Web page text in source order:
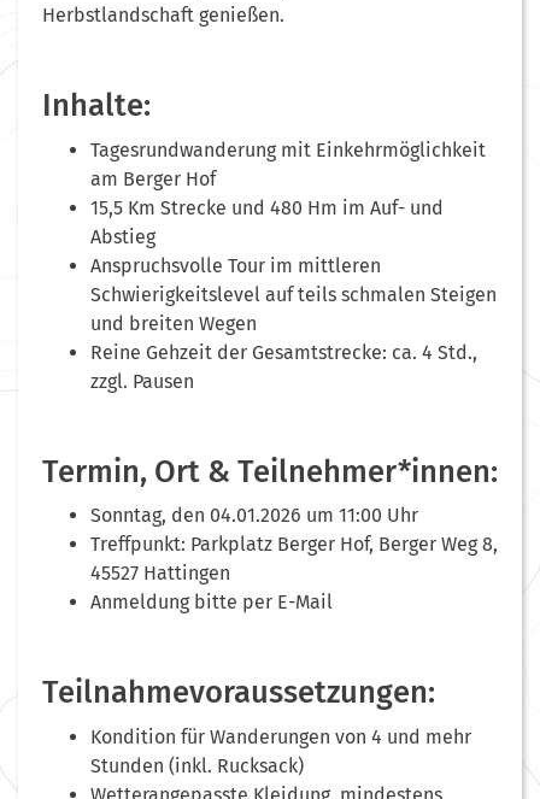
Herbstlandschaft genießen.
Inhalte:
Tagesrundwanderung mit Einkehrmöglichkeit
am Berger Hof
15,5 Km Strecke und 480 Hm im Auf- und
Abstieg
Anspruchsvolle Tour im mittleren
Schwierigkeitslevel auf teils schmalen Steigen
und breiten Wegen
Reine Gehzeit der Gesamtstrecke: ca. 4 Std.,
zzgl. Pausen
Termin, Ort & Teilnehmer*innen:
Sonntag, den 04.01.2026 um 11:00 Uhr
Treffpunkt: Parkplatz Berger Hof, Berger Weg 8,
45527 Hattingen
Anmeldung bitte per E-Mail
Teilnahmevoraussetzungen:
Kondition für Wanderungen von 4 und mehr
Stunden (inkl. Rucksack)